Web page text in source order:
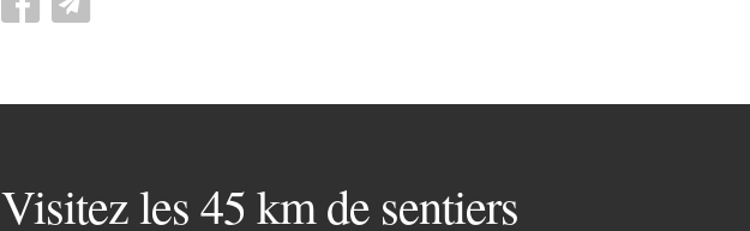
Visitez les 45 km de sentiers